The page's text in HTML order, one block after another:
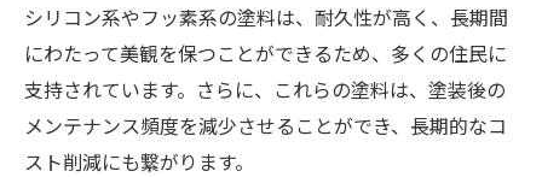
シリコン系やフッ素系の塗料は、耐久性が高く、長期間
にわたって美観を保つことができるため、多くの住民に
支持されています。さらに、これらの塗料は、塗装後の
メンテナンス頻度を減少させることができ、長期的なコ
スト削減にも繋がります。